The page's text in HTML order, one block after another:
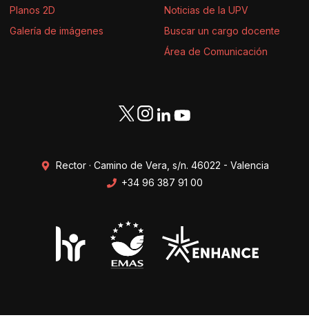
Planos 2D
Galería de imágenes
Noticias de la UPV
Buscar un cargo docente
Área de Comunicación
Rector · Camino de Vera, s/n. 46022 - Valencia
+34 96 387 91 00